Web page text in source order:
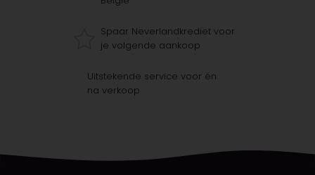
Spaar Neverlandkrediet voor
je volgende aankoop
Uitstekende service voor én
na verkoop